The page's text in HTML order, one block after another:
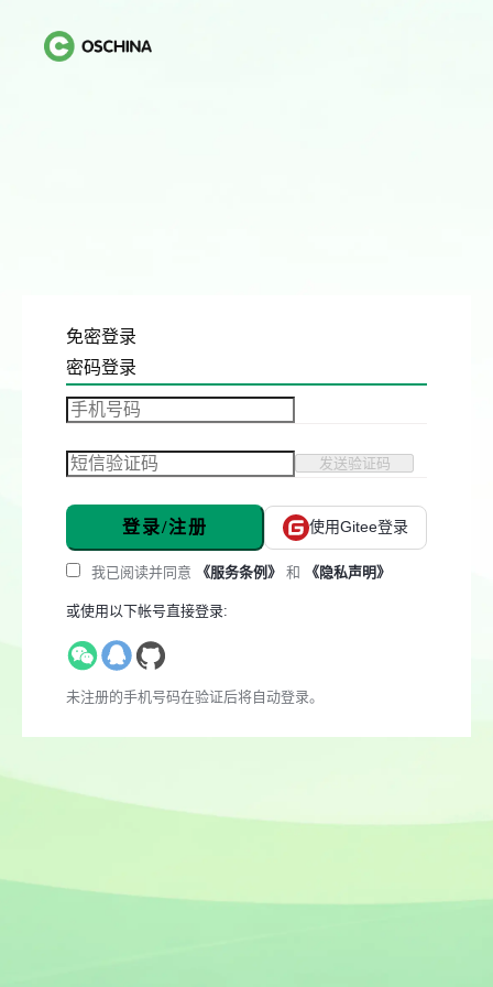
免密登录
密码登录
发送验证码
登录/注册 使用Gitee登录
我已阅读并同意 《服务条例》 和 《隐私声明》
或使用以下帐号直接登录:
未注册的手机号码在验证后将自动登录。